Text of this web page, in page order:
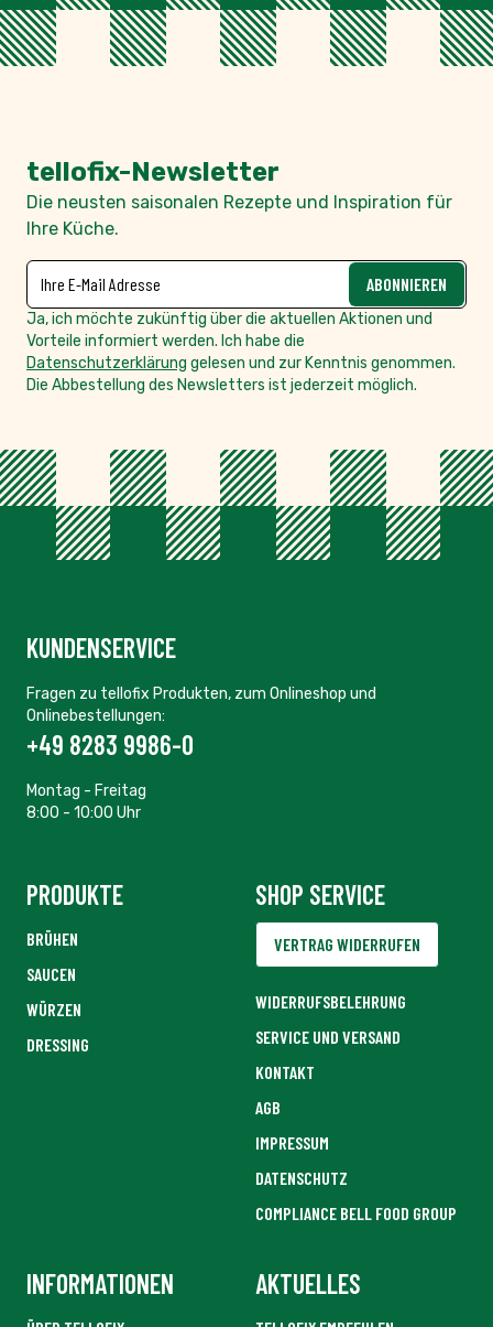
tellofix-Newsletter
Die neusten saisonalen Rezepte und Inspiration für
Ihre Küche.
NEWSLETTER E-Mailadresse
ABONNIEREN
Ja, ich möchte zukünftig über die aktuellen Aktionen und
Vorteile informiert werden. Ich habe die
Datenschutzerklärung gelesen und zur Kenntnis genommen.
Die Abbestellung des Newsletters ist jederzeit möglich.
KUNDENSERVICE
Fragen zu tellofix Produkten, zum Onlineshop und
Onlinebestellungen:
+49 8283 9986-0
Montag - Freitag
8:00 - 10:00 Uhr
PRODUKTE
BRÜHEN
SAUCEN
WÜRZEN
DRESSING
SHOP SERVICE
VERTRAG WIDERRUFEN
WIDERRUFSBELEHRUNG
SERVICE UND VERSAND
KONTAKT
AGB
IMPRESSUM
DATENSCHUTZ
COMPLIANCE BELL FOOD GROUP
INFORMATIONEN AKTUELLES